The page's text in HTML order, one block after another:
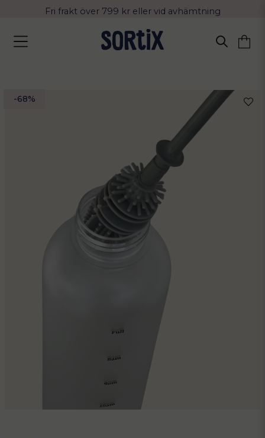
Fri frakt över 799 kr eller vid avhämtning
Leverans 2-4 arbetsdagar med Postnord
-68%